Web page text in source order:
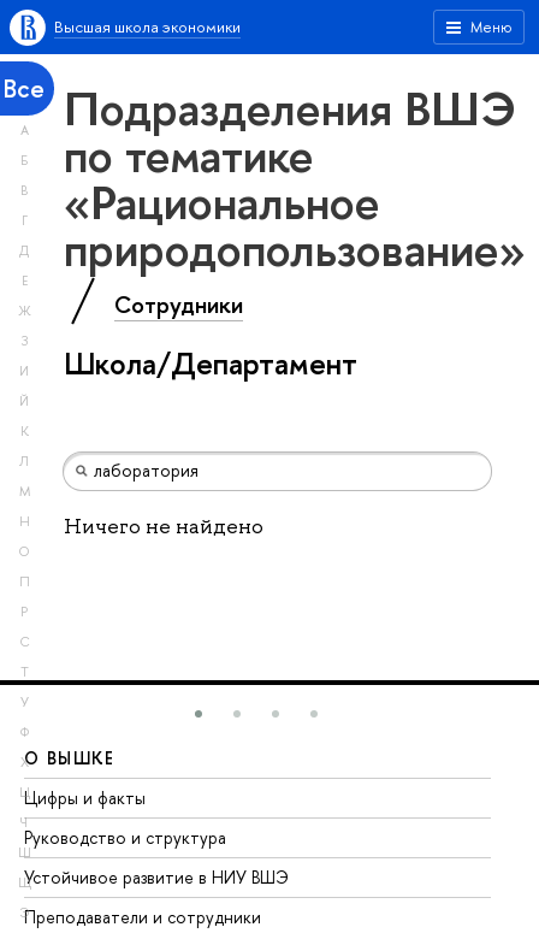
Меню
Высшая школа экономики
Все
А
Б
В
Г
Д
Е
Ж
З
И
Й
К
Л
М
Н
О
П
Р
С
Т
У
Ф
Х
Ц
Ч
Ш
Щ
Э
Подразделения ВШЭ
по тематике
«Рациональное
природопользование»
Сотрудники
Школа/Департамент
Ничего не найдено
О ВЫШКЕ
Цифры и факты
Руководство и структура
Устойчивое развитие в НИУ ВШЭ
Преподаватели и сотрудники